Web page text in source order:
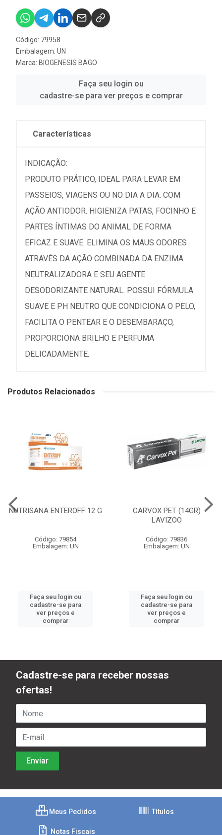
Código: 79958
Embalagem: UN
Marca: BIOGENESIS BAGO
Faça seu login ou
cadastre-se para ver preços e comprar
Características
INDICAÇÃO:
PRODUTO PRÁTICO, IDEAL PARA LEVAR EM
PASSEIOS, VIAGENS OU NO DIA A DIA. COM
AÇÃO ANTIODOR. HIGIENIZA PATAS, FOCINHO E
PARTES ÍNTIMAS DO ANIMAL DE FORMA
EFICAZ E SUAVE. ELIMINA OS MAUS ODORES
ATRAVÉS DA AÇÃO COMBINADA DA ENZIMA
NEUTRALIZADORA E SEU AGENTE
DESODORIZANTE NATURAL. POSSUI FÓRMULA
SUAVE E PH NEUTRO QUE CONDICIONA O PELO,
FACILITA O PENTEAR E O DESEMBARAÇO,
PROPORCIONA BRILHO E PERFUMA
DELICADAMENTE.
Produtos Relacionados
NUTRISANA ENTEROFF 12 G
Código: 79854
Embalagem: UN
Faça seu login ou
cadastre-se para
ver preços e
comprar
CARVOX PET (14GR)
LAVIZOO
Código: 79836
Embalagem: UN
Faça seu login ou
cadastre-se para
ver preços e
comprar
Cadastre-se para receber nossas
ofertas!
Meus Pedidos Títulos
Notas Fiscais